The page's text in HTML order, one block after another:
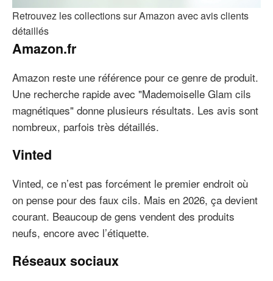
Retrouvez les collections sur Amazon avec avis clients
détaillés
Amazon.fr
Amazon reste une référence pour ce genre de produit.
Une recherche rapide avec "Mademoiselle Glam cils
magnétiques" donne plusieurs résultats. Les avis sont
nombreux, parfois très détaillés.
Vinted
Vinted, ce n’est pas forcément le premier endroit où
on pense pour des faux cils. Mais en 2026, ça devient
courant. Beaucoup de gens vendent des produits
neufs, encore avec l’étiquette.
Réseaux sociaux